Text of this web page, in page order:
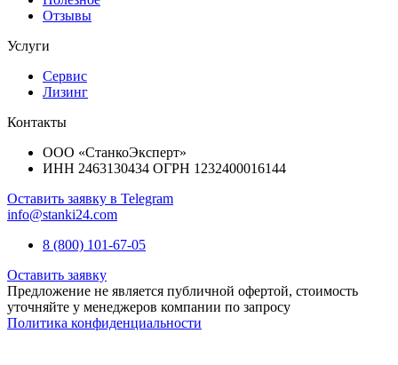
Отзывы
Услуги
Сервис
Лизинг
Контакты
ООО «СтанкоЭксперт»
ИНН 2463130434 ОГРН 1232400016144
Оставить заявку в Telegram
info@stanki24.com
8 (800) 101-67-05
Оставить заявку
Предложение не является публичной офертой, стоимость
уточняйте у менеджеров компании по запросу
Политика конфиденциальности